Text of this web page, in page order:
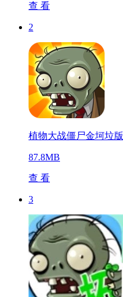
查 看
2
植物大战僵尸金坷垃版
87.8MB
查 看
3